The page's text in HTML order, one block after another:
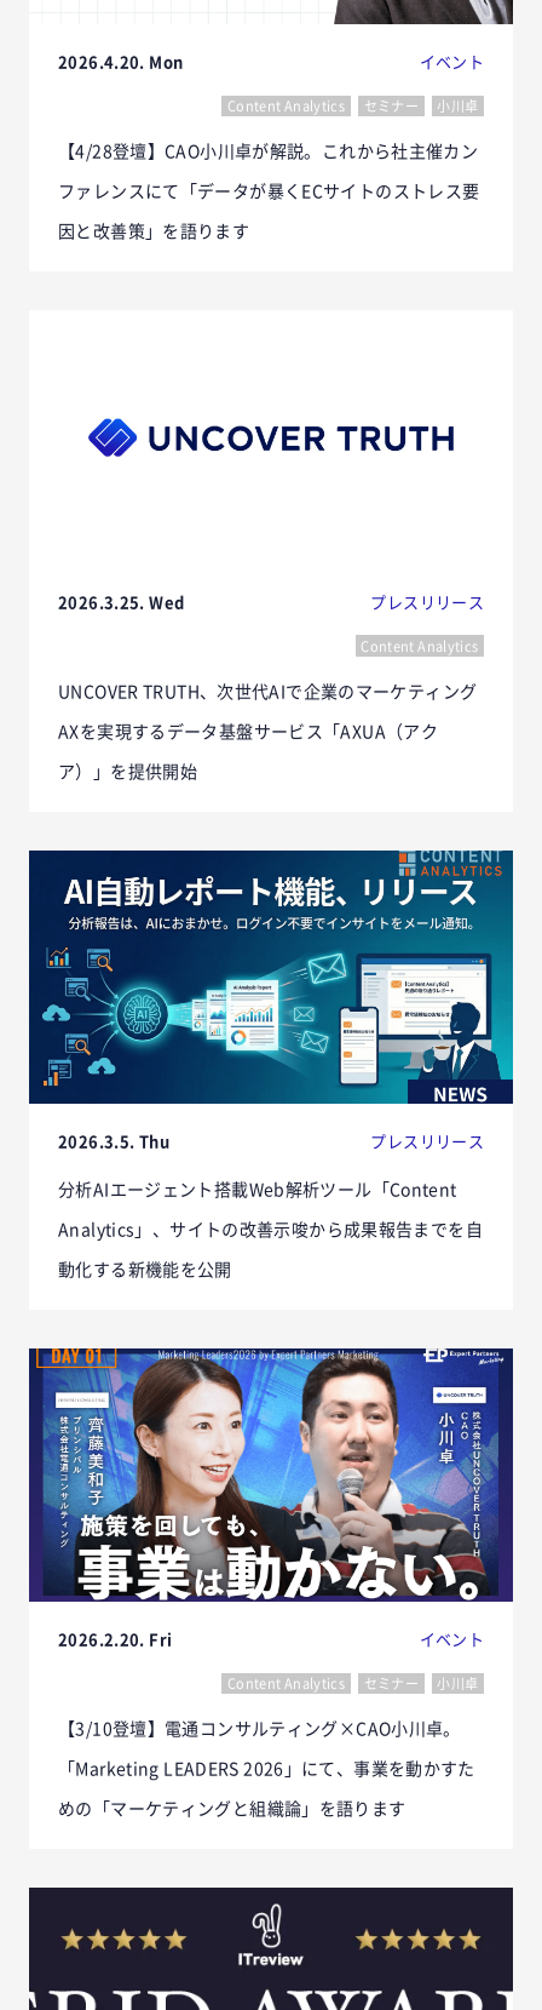
2026.4.20. Mon イベント
Content Analytics セミナー 小川卓
【4/28登壇】CAO小川卓が解説。これから社主催カン
ファレンスにて「データが暴くECサイトのストレス要
因と改善策」を語ります
2026.3.25. Wed プレスリリース
Content Analytics
UNCOVER TRUTH、次世代AIで企業のマーケティング
AXを実現するデータ基盤サービス「AXUA（アク
ア）」を提供開始
2026.3.5. Thu プレスリリース
分析AIエージェント搭載Web解析ツール「Content
Analytics」、サイトの改善示唆から成果報告までを自
動化する新機能を公開
2026.2.20. Fri イベント
Content Analytics セミナー 小川卓
【3/10登壇】電通コンサルティング×CAO小川卓。
「Marketing LEADERS 2026」にて、事業を動かすた
めの「マーケティングと組織論」を語ります